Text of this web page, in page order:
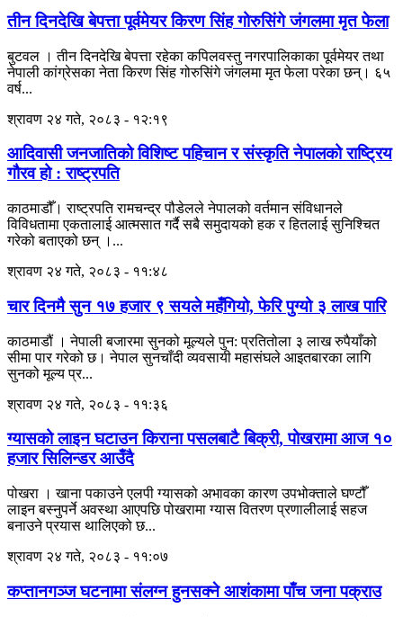
तीन दिनदेखि बेपत्ता पूर्वमेयर किरण सिंह गोरुसिंगे जंगलमा मृत फेला
बुटवल । तीन दिनदेखि बेपत्ता रहेका कपिलवस्तु नगरपालिकाका पूर्वमेयर तथा
नेपाली कांग्रेसका नेता किरण सिंह गोरुसिंगे जंगलमा मृत फेला परेका छन्। ६५
वर्ष...
श्रावण २४ गते, २०८३ - १२:१९
आदिवासी जनजातिको विशिष्ट पहिचान र संस्कृति नेपालको राष्ट्रिय
गौरव हो : राष्ट्रपति
काठमाडौँ। राष्ट्रपति रामचन्द्र पौडेलले नेपालको वर्तमान संविधानले
विविधतामा एकतालाई आत्मसात गर्दै सबै समुदायको हक र हितलाई सुनिश्चित
गरेको बताएको छन् ।...
श्रावण २४ गते, २०८३ - ११:४८
चार दिनमै सुन १७ हजार ९ सयले महँगियो, फेरि पुग्यो ३ लाख पारि
काठमाडौं । नेपाली बजारमा सुनको मूल्यले पुन: प्रतितोला ३ लाख रुपैयाँको
सीमा पार गरेको छ। नेपाल सुनचाँदी व्यवसायी महासंघले आइतबारका लागि
सुनको मूल्य प्र...
श्रावण २४ गते, २०८३ - ११:३६
ग्यासको लाइन घटाउन किराना पसलबाटै बिक्री, पोखरामा आज १०
हजार सिलिन्डर आउँदै
पोखरा । खाना पकाउने एलपी ग्यासको अभावका कारण उपभोक्ताले घण्टौँ
लाइन बस्नुपर्ने अवस्था आएपछि पोखरामा ग्यास वितरण प्रणालीलाई सहज
बनाउने प्रयास थालिएको छ...
श्रावण २४ गते, २०८३ - ११:०७
कप्तानगञ्ज घटनामा संलग्न हुनसक्ने आशंकामा पाँच जना पक्राउ